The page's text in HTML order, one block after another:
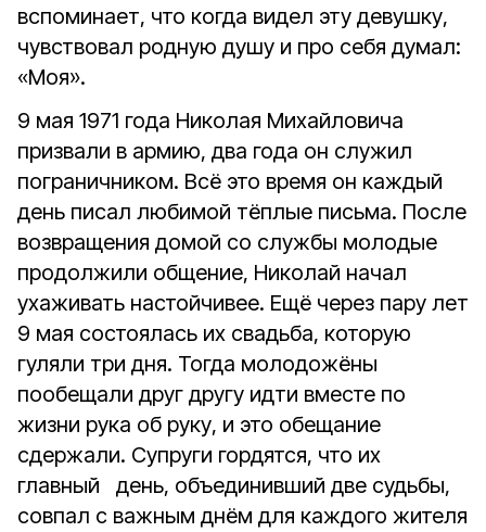
вспоминает, что когда видел эту девушку,
чувствовал родную душу и про себя думал:
«Моя».
9 мая 1971 года Николая Михайловича
призвали в армию, два года он служил
пограничником. Всë это время он каждый
день писал любимой тëплые письма. После
возвращения домой со службы молодые
продолжили общение, Николай начал
ухаживать настойчивее. Ещё через пару лет
9 мая состоялась их свадьба, которую
гуляли три дня. Тогда молодожёны
пообещали друг другу идти вместе по
жизни рука об руку, и это обещание
сдержали. Супруги гордятся, что их
главный день, объединивший две судьбы,
совпал с важным днëм для каждого жителя